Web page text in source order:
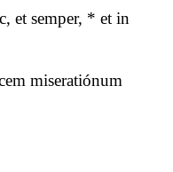
et semper, * et in
miseratiónum